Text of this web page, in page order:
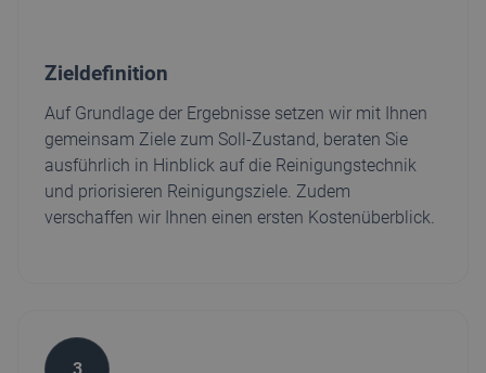
Zieldefinition
Auf Grundlage der Ergebnisse setzen wir mit Ihnen
gemeinsam Ziele zum Soll-Zustand, beraten Sie
ausführlich in Hinblick auf die Reinigungstechnik
und priorisieren Reinigungsziele. Zudem
verschaffen wir Ihnen einen ersten Kostenüberblick.